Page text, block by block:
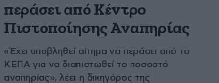
περάσει από Κέντρο
Πιστοποίησης Αναπηρίας
«Έχει υποβληθεί αίτημα να περάσει από το
ΚΕΠΑ για να διαπιστωθεί το ποσοστό
αναπηρίας», λέει η δικηγόρος της